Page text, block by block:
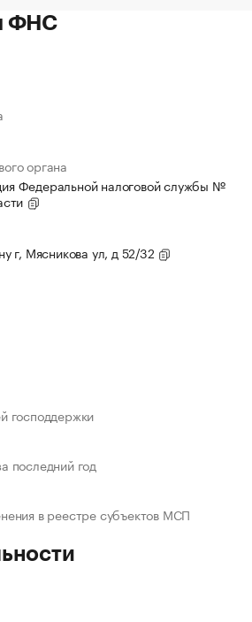
ФНС
органа
Федеральной налоговой службы №
г, Мясникова ул, д 52/32
господдержки
последний год
в реестре субъектов МСП